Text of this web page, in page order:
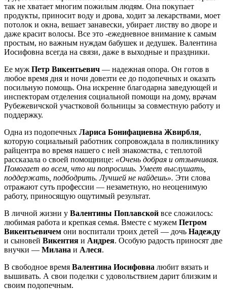
так не хватает многим пожилым людям. Она покупает
продукты, приносит воду и дрова, ходит за лекарствами, моет
потолок и окна, вешает занавески, убирает листву во дворе и
даже красит волосы. Все это -ежедневное внимание к самым
простым, но важным нуждам бабушек и дедушек. Валентина
Иосифовна всегда на связи, даже в выходные и праздники.
Ее муж Петр Викентьевич — надежная опора. Он готов в
любое время дня и ночи довезти ее до подопечных и оказать
посильную помощь. Она искренне благодарна заведующей и
инспекторам отделения социальной помощи на дому, врачам
Рубежевичской участковой больницы за совместную работу и
поддержку.
Одна из подопечных Лариса Бонифациевна Жвирбля,
которую социальный работник сопровождала в поликлинику
райцентра во время нашего с ней знакомства, с теплотой
рассказала о своей помощнице: «Очень добрая и отзывчивая.
Помогает во всем, что ни попросишь. Умеет выслушать,
поддержать, подбодрить. Лучшей не найдешь». Эти слова
отражают суть профессии — незаметную, но неоценимую
работу, приносящую ощутимый результат.
В личной жизни у Валентины Поплавской все сложилось:
любимая работа и крепкая семья. Вместе с мужем Петром
Викентьевичем они воспитали троих детей — дочь Надежду
и сыновей Викентия и Андрея. Особую радость приносят две
внучки — Милана и Алеся.
В свободное время Валентина Иосифовна любит вязать и
вышивать. А свои поделки с удовольствием дарит близким и
своим подопечным.